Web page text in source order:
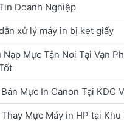
Doanh Nghiệp
xử lý máy in bị kẹt giấy
Nạp Mực Tận Nơi Tại Vạn
Mực In Canon Tại KDC
Mực Máy in HP tại Khu